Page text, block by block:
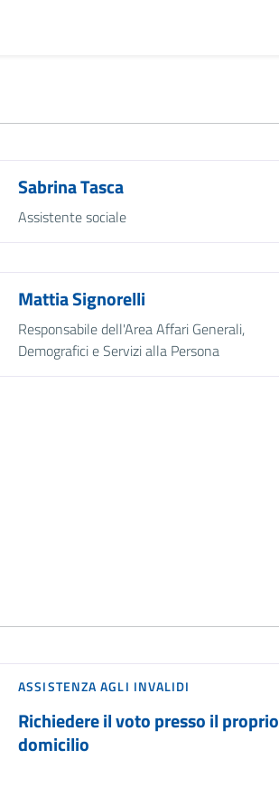
Sabrina Tasca
Assistente sociale
Mattia Signorelli
Responsabile dell'Area Affari Generali,
Demografici e Servizi alla Persona
ASSISTENZA AGLI INVALIDI
Richiedere il voto presso il proprio
domicilio